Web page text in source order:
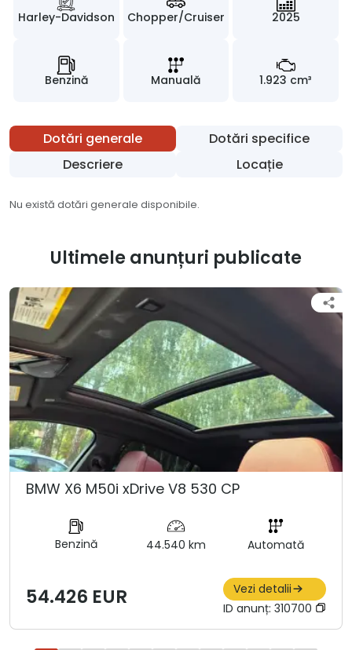
Harley-Davidson Chopper/Cruiser 2025
Benzină Manuală 1.923 cm³
Dotări generale
Dotări specifice
Descriere
Locație
Nu există dotări generale disponibile.
Ultimele anunțuri publicate
BMW X6 M50i xDrive V8 530 CP
Benzină 44.540 km Automată
54.426 EUR
Vezi detalii
ID anunț: 310700